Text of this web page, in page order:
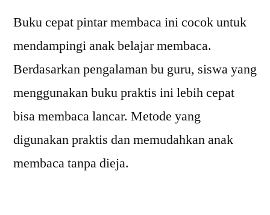
Buku cepat pintar membaca ini cocok untuk
mendampingi anak belajar membaca.
Berdasarkan pengalaman bu guru, siswa yang
menggunakan buku praktis ini lebih cepat
bisa membaca lancar. Metode yang
digunakan praktis dan memudahkan anak
membaca tanpa dieja.